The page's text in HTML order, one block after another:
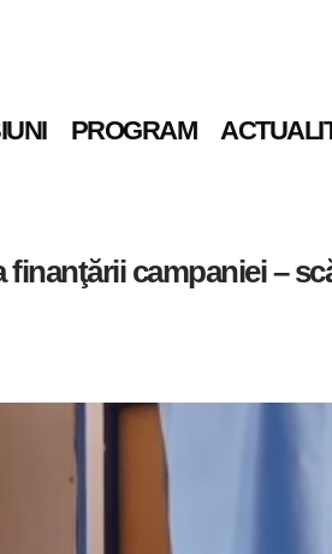
PROGRAM
campaniei –